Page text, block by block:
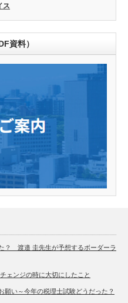
ス
資料）
？ 渡邉 圭先生が予想するボーダーラ
ェンジの時に大切にしたこと
願い～今年の税理士試験どうだった？